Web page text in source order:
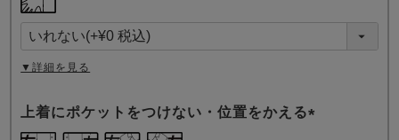
須
)
▼詳細を見る
上着にポケットをつけない・位置をかえる